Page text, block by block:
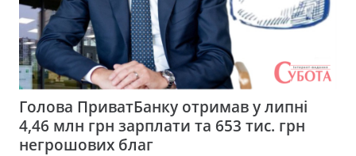
Голова ПриватБанку отримав у липні
4,46 млн грн зарплати та 653 тис. грн
негрошових благ